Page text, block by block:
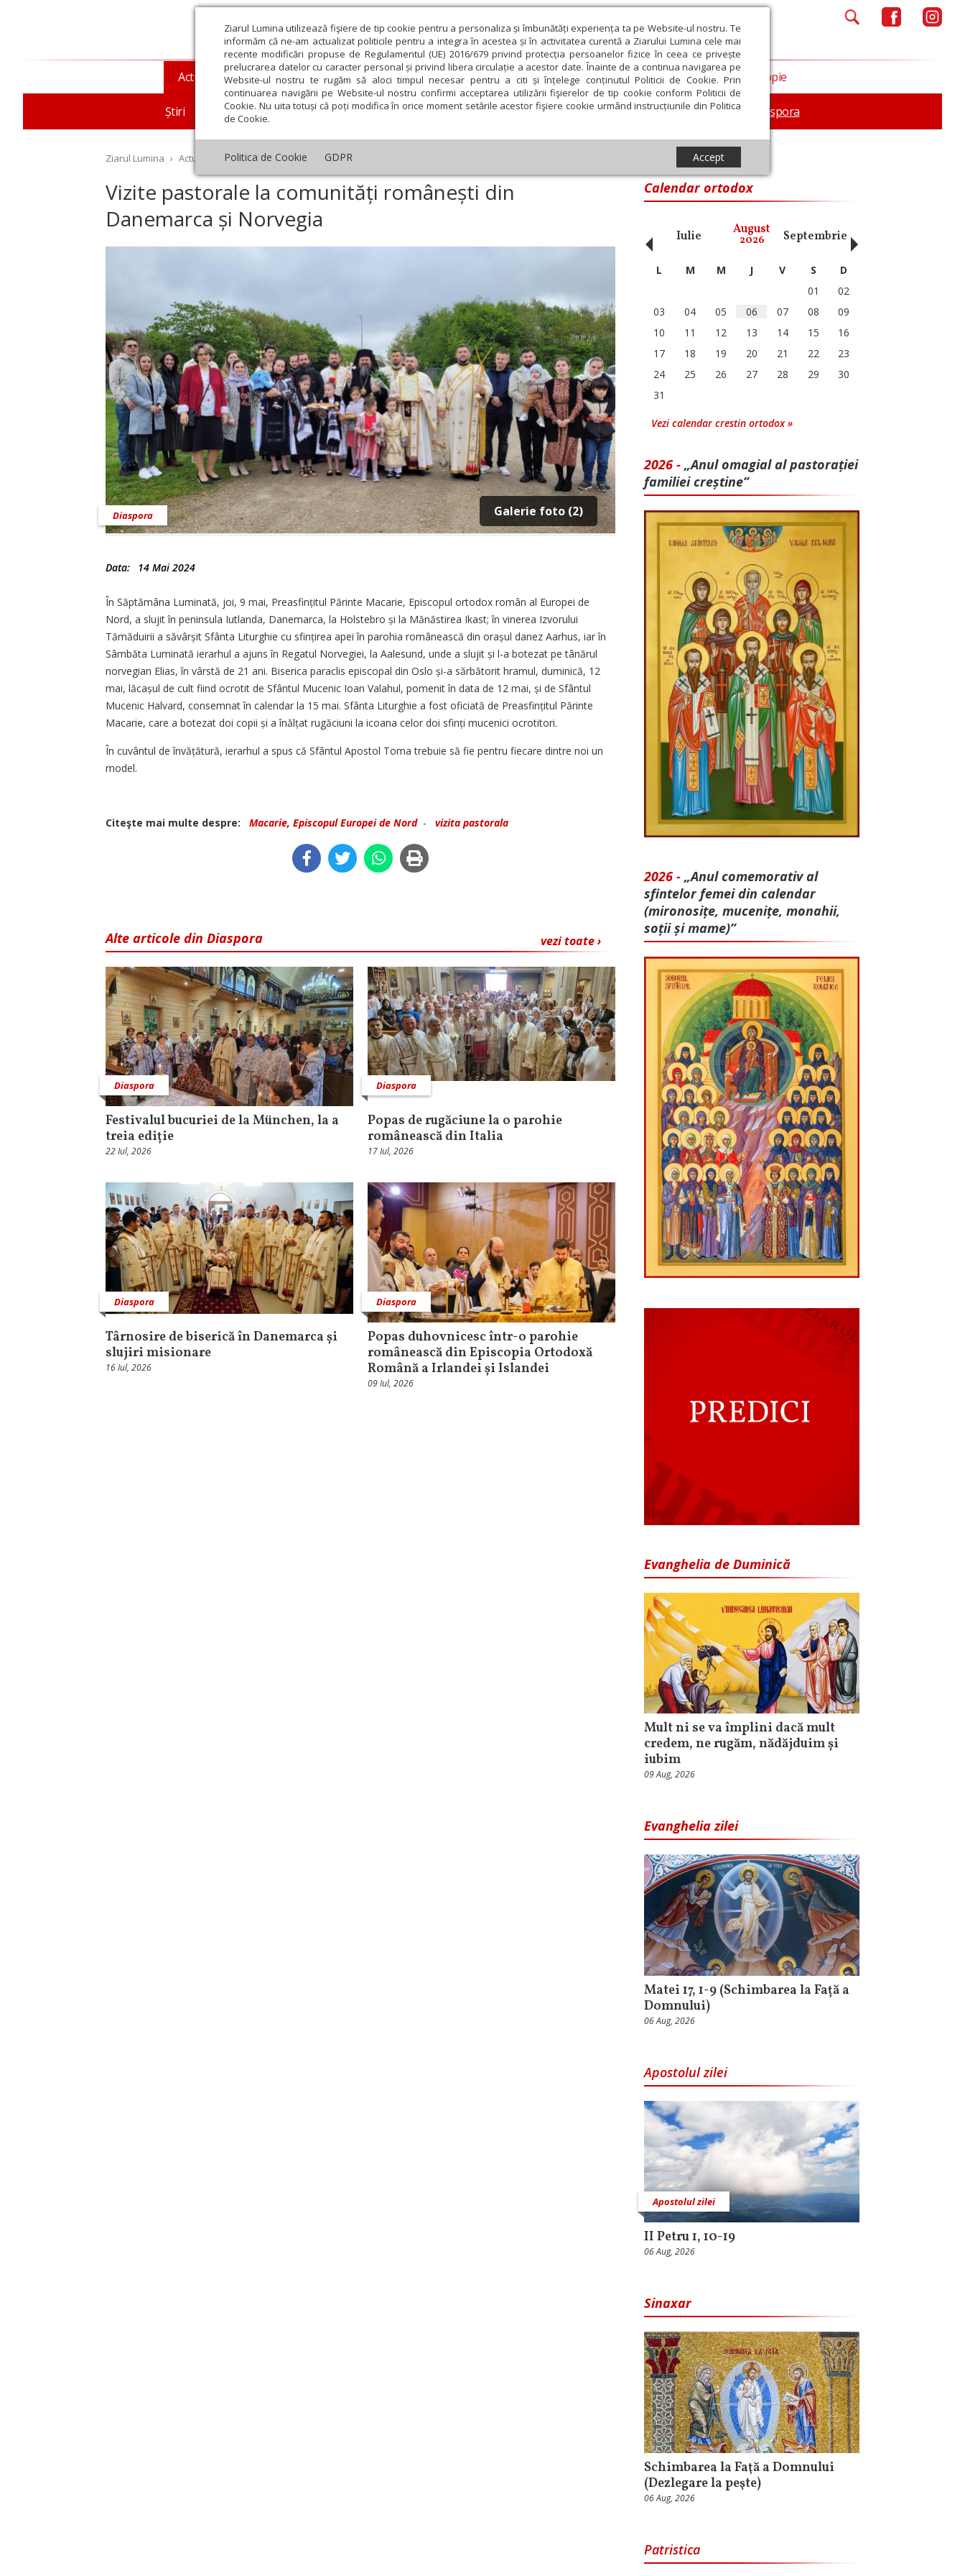
Ziarul Lumina utilizează fişiere de tip cookie pentru a personaliza și îmbunătăți experiența ta pe Website-ul nostru. Te
informăm că ne-am actualizat politicile pentru a integra în acestea și în activitatea curentă a Ziarului Lumina cele mai
recente modificări propuse de Regulamentul (UE) 2016/679 privind protecția persoanelor fizice în ceea ce privește
prelucrarea datelor cu caracter personal și privind libera circulație a acestor date. Înainte de a continua navigarea pe
Website-ul nostru te rugăm să aloci timpul necesar pentru a citi și înțelege conținutul Politicii de Cookie. Prin
continuarea navigării pe Website-ul nostru confirmi acceptarea utilizării fişierelor de tip cookie conform Politicii de
Cookie. Nu uita totuși că poți modifica în orice moment setările acestor fişiere cookie urmând instrucțiunile din Politica
de Cookie.
Politica de Cookie GDPR Accept
Actualitate religioasă
Știri Mesaje și cuvântări An omagial Comunicate de presă Documentar In memoriam Diaspora
Teologie și spiritualitate Educaţie și Cultură Societate Opinii Filantropie
Ziarul Lumina › Actualitate religioasă › Diaspora › Vizite pastorale la comunități românești din Danemarca și Norvegia
Vizite pastorale la comunități românești din
Danemarca și Norvegia
Galerie foto (2)
Diaspora
Data: 14 Mai 2024
În Săptămâna Luminată, joi, 9 mai, Preasfințitul Părinte Macarie, Episcopul ortodox român al Europei de
Nord, a slujit în peninsula Iutlanda, Danemarca, la Holstebro și la Mănăstirea Ikast; în vinerea Izvorului
Tămăduirii a săvârșit Sfânta Liturghie cu sfințirea apei în parohia românească din orașul danez Aarhus, iar în
Sâmbăta Luminată ierarhul a ajuns în Regatul Norvegiei, la Aalesund, unde a slujit și l-a botezat pe tânărul
norvegian Elias, în vârstă de 21 ani. Biserica paraclis episcopal din Oslo și-a sărbătorit hramul, duminică, 12
mai, lăcașul de cult fiind ocrotit de Sfântul Mucenic Ioan Valahul, pomenit în data de 12 mai, și de Sfântul
Mucenic Halvard, consemnat în calendar la 15 mai. Sfânta Liturghie a fost oficiată de Preasfințitul Părinte
Macarie, care a botezat doi copii și a înălțat rugăciuni la icoana celor doi sfinți mucenici ocrotitori.
În cuvântul de învățătură, ierarhul a spus că Sfântul Apostol Toma trebuie să fie pentru fiecare dintre noi un
model.
Citeşte mai multe despre: Macarie, Episcopul Europei de Nord- vizita pastorala
vezi toate ›
Alte articole din Diaspora
Diaspora
Festivalul bucuriei de la München, la a
treia ediție
22 Iul, 2026
Diaspora
Popas de rugăciune la o parohie
românească din Italia
17 Iul, 2026
Diaspora
Târnosire de biserică în Danemarca și
slujiri misionare
16 Iul, 2026
Diaspora
Popas duhovnicesc într-o parohie
românească din Episcopia Ortodoxă
Română a Irlandei și Islandei
09 Iul, 2026
Calendar ortodox
Decembrie Ianuarie Iulie August
2026 Septembrie Octombrie
‹ L M M J V S
D
01
02
03
04 05 06 07 08
09
10
11 12 13 14 15
16
17
18 19 20 21 22
23
24
25 26 27 28 29
30
31
Vezi calendar crestin ortodox »
2026 - „Anul omagial al pastorației
familiei creștine”
2026 - „Anul comemorativ al
sfintelor femei din calendar
(mironosițe, mu­cenițe, monahii,
soții și mame)”
Evanghelia de Duminică
Mult ni se va împlini dacă mult
credem, ne rugăm, nădăjduim și
iubim
09 Aug, 2026
Evanghelia zilei
Matei 17, 1-9 (Schimbarea la Față a
Domnului)
06 Aug, 2026
Apostolul zilei
Apostolul zilei
II Petru 1, 10-19
06 Aug, 2026
Sinaxar
Schimbarea la Faţă a Domnului
(Dezlegare la peşte)
06 Aug, 2026
Patristica